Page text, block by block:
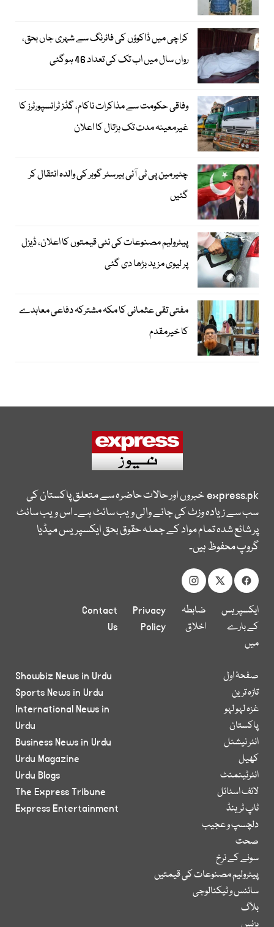
کراچی میں ڈاکوؤں کی فائرنگ سے شہری جاں بحق،
رواں سال میں اب تک کی تعداد 46 ہوگئی
وفاقی حکومت سے مذاکرات ناکام، گڈز ٹرانسپورٹرز کا
غیرمعینہ مدت تک ہڑتال کا اعلان
چئیرمین پی ٹی آئی بیرسٹر گوہر کی والدہ انتقال کر
گئیں
پیٹرولیم مصنوعات کی نئی قیمتوں کا اعلان، ڈیزل
پر لیوی مزید بڑھا دی گئی
مفتی تقی عثمانی کا مکہ مشترکہ دفاعی معاہدے
کا خیرمقدم
express.pkخبروں اور حالات حاضرہ سے متعلق پاکستان کی
سب سے زیادہ وزٹ کی جانے والی ویب سائٹ ہے۔ اس ویب سائٹ
پر شائع شدہ تمام مواد کے جملہ حقوق بحق ایکسپریس میڈیا
گروپ محفوظ ہیں۔
ایکسپریس
کے بارے
میں
ضابطہ
اخلاق
Privacy
Policy
Contact
Us
صفحۂ اول
تازہ ترین
غزہ لہو لہو
پاکستان
انٹر نیشنل
کھیل
انٹرٹینمنٹ
لائف اسٹائل
ٹاپ ٹرینڈ
دلچسپ و عجیب
صحت
سونے کے نرخ
پیٹرولیم مصنوعات کی قیمتیں
سائنس و ٹیکنالوجی
بلاگ
Showbiz News in Urdu
Sports News in Urdu
International News in
Urdu
Business News in Urdu
Urdu Magazine
Urdu Blogs
The Express Tribune
Express Entertainment